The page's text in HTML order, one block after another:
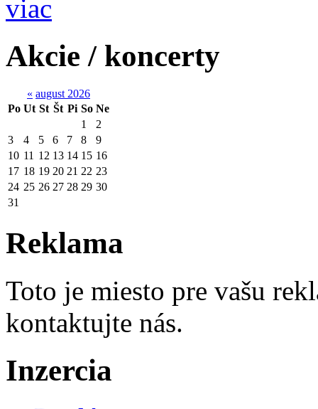
viac
Akcie / koncerty
« august 2026
Po Ut St Št Pi So Ne
1
2
3
4 5 6 7 8
9
10 11 12 13 14 15 16
17 18 19 20 21 22 23
24 25 26 27 28 29 30
31
Reklama
Toto je miesto pre vašu
kontaktujte nás.
Inzercia